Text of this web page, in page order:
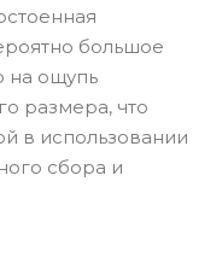
большое
на ощупь
размера, что
в использовании
сбора и